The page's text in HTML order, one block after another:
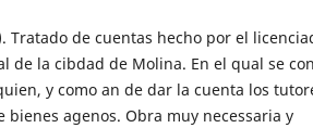
Tratado de cuentas hecho por el
de la cibdad de Molina. En el qual se
y como an de dar la cuenta los
agenos. Obra muy necessaria y